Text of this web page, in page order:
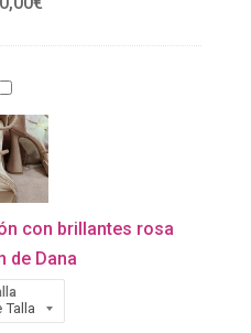
con brillantes rosa
de Dana